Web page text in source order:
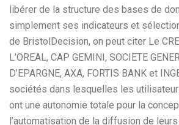
libérer de la structure des bases de
simplement ses indicateurs et
de BristolDecision, on peut citer Le
L’OREAL, CAP GEMINI, SOCIETE
D’EPARGNE, AXA, FORTIS BANK et
sociétés dans lesquelles les
ont une autonomie totale pour la
l’automatisation de la diffusion de